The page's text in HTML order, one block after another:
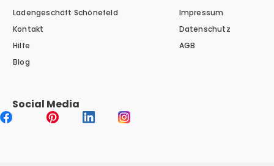
Ladengeschäft Schönefeld
Kontakt
Hilfe
Blog
Impressum
Datenschutz
AGB
Social Media